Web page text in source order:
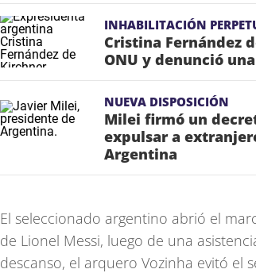
INHABILITACIÓN
Cristina Fernández
ONU y denunció
NUEVA DISPOSICIÓN
Milei firmó un
expulsar a
Argentina
El seleccionado argentino abrió el
de Lionel Messi, luego de una
descanso, el arquero Vozinha evitó